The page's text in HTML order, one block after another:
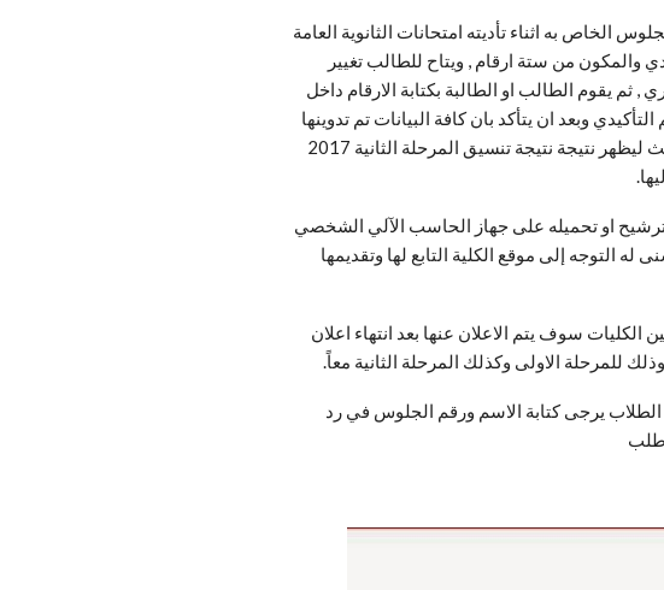
الخاص به اثناء تأديته امتحانات الثانوية العامة
والمكون من ستة ارقام , ويتاح للطالب تغيير
, ثم يقوم الطالب او الطالبة بكتابة الارقام داخل
وبعد ان يتأكد بان كافة البيانات تم تدوينها
بشكل صحيح يقوم بالضغط على بحث ليظهر نتيجة نتيجة تنسيق المرحلة الثانية 2017
او تحميله على جهاز الحاسب الآلي الشخصي
التوجه إلى موقع الكلية التابع لها وتقديمها
الكليات سوف يتم الاعلان عنها بعد انتهاء اعلان
يرجى كتابة الاسم ورقم الجلوس في رد
طلب